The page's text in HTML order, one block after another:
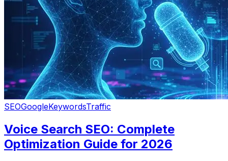
SEOGoogleKeywordsTraffic
Voice Search SEO: Complete
Optimization Guide for 2026